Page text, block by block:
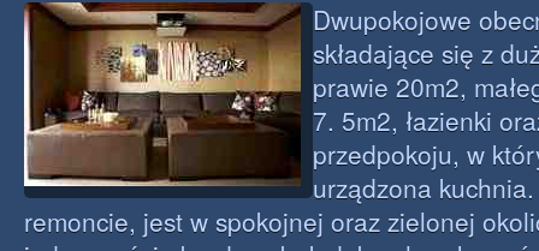
Dwupokojowe
składające się z
prawie 20m2,
7. 5m2, łazienki
przedpokoju, w
urządzona
remoncie, jest w spokojnej oraz zielonej